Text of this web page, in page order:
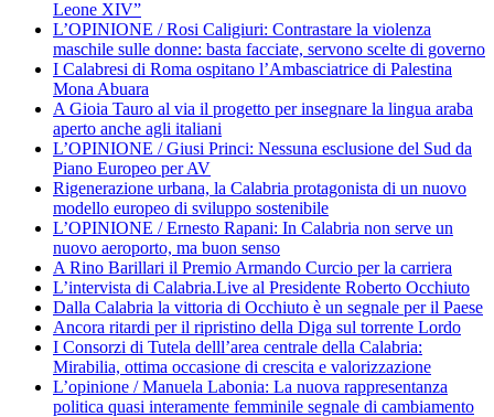
Leone XIV”
L’OPINIONE / Rosi Caligiuri: Contrastare la violenza
maschile sulle donne: basta facciate, servono scelte di governo
I Calabresi di Roma ospitano l’Ambasciatrice di Palestina
Mona Abuara
A Gioia Tauro al via il progetto per insegnare la lingua araba
aperto anche agli italiani
L’OPINIONE / Giusi Princi: Nessuna esclusione del Sud da
Piano Europeo per AV
Rigenerazione urbana, la Calabria protagonista di un nuovo
modello europeo di sviluppo sostenibile
L’OPINIONE / Ernesto Rapani: In Calabria non serve un
nuovo aeroporto, ma buon senso
A Rino Barillari il Premio Armando Curcio per la carriera
L’intervista di Calabria.Live al Presidente Roberto Occhiuto
Dalla Calabria la vittoria di Occhiuto è un segnale per il Paese
Ancora ritardi per il ripristino della Diga sul torrente Lordo
I Consorzi di Tutela delll’area centrale della Calabria:
Mirabilia, ottima occasione di crescita e valorizzazione
L’opinione / Manuela Labonia: La nuova rappresentanza
politica quasi interamente femminile segnale di cambiamento